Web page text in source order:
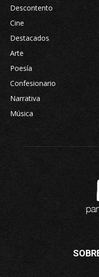
Descontento
Cine
Destacados
Arte
Poesía
Confesionario
Narrativa
Música